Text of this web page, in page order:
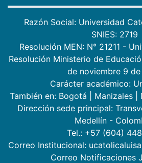
Razón Social: Universidad
SNIES: 2719
Resolución MEN: N° 21211 -
Resolución Ministerio de
de noviembre 9 de
Carácter académico:
También en: Bogotá Manizales
Dirección sede principal:
Medellín -
Tel.: +57 (604)
Correo Institucional:
Correo Notificaciones